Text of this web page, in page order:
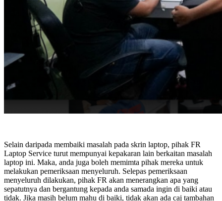
Selain daripada membaiki masalah pada skrin laptop, pihak FR
Laptop Service turut mempunyai kepakaran lain berkaitan masalah
laptop ini. Maka, anda juga boleh memimta pihak mereka untuk
melakukan pemeriksaan menyeluruh. Selepas pemeriksaan
menyeluruh dilakukan, pihak FR akan menerangkan apa yang
sepatutnya dan bergantung kepada anda samada ingin di baiki atau
tidak. Jika masih belum mahu di baiki, tidak akan ada caj tambahan